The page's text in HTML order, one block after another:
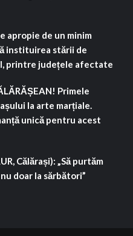
apropie de un minim
instituirea stării de
printre județele afectate
Primele
la arte marțiale.
unică pentru acest
Călărași): „Să purtăm
doar la sărbători”